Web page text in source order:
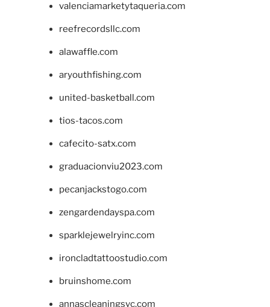
valenciamarketytaqueria.com
reefrecordsllc.com
alawaffle.com
aryouthfishing.com
united-basketball.com
tios-tacos.com
cafecito-satx.com
graduacionviu2023.com
pecanjackstogo.com
zengardendayspa.com
sparklejewelryinc.com
ironcladtattoostudio.com
bruinshome.com
annascleaningsvc.com